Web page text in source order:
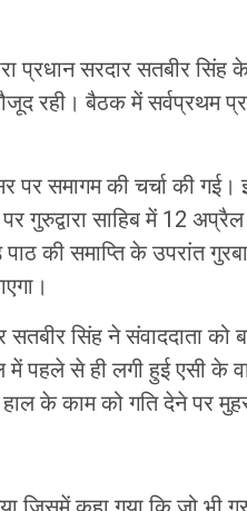
प्रधान सरदार सतबीर
रही। बैठक में सर्वप्रथम
समागम की चर्चा की
गुरुद्वारा साहिब में 12
की समाप्ति के उपरांत
सिंह ने संवाददाता को
में पहले से ही लगी हुई एसी
के काम को गति देने पर